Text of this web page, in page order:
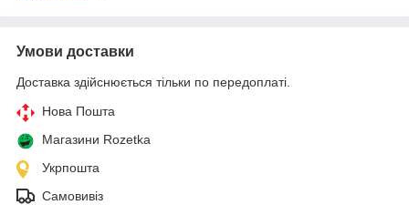
Умови доставки
Доставка здійснюється тільки по передоплаті.
Нова Пошта
Магазини Rozetka
Укрпошта
Самовивіз